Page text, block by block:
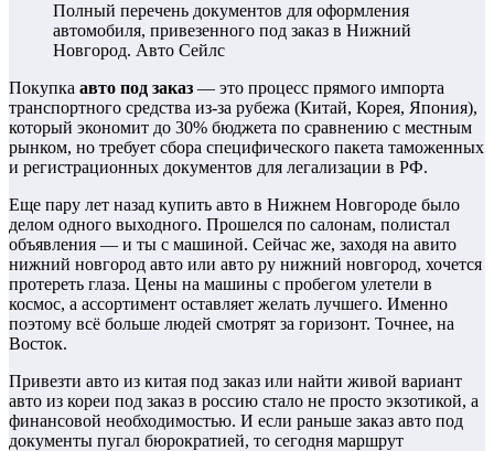
Полный перечень документов для оформления
автомобиля, привезенного под заказ в Нижний
Новгород. Авто Сейлс
Покупка авто под заказ — это процесс прямого импорта
транспортного средства из-за рубежа (Китай, Корея, Япония),
который экономит до 30% бюджета по сравнению с местным
рынком, но требует сбора специфического пакета таможенных
и регистрационных документов для легализации в РФ.
Еще пару лет назад купить авто в Нижнем Новгороде было
делом одного выходного. Прошелся по салонам, полистал
объявления — и ты с машиной. Сейчас же, заходя на авито
нижний новгород авто или авто ру нижний новгород, хочется
протереть глаза. Цены на машины с пробегом улетели в
космос, а ассортимент оставляет желать лучшего. Именно
поэтому всё больше людей смотрят за горизонт. Точнее, на
Восток.
Привезти авто из китая под заказ или найти живой вариант
авто из кореи под заказ в россию стало не просто экзотикой, а
финансовой необходимостью. И если раньше заказ авто под
документы пугал бюрократией, то сегодня маршрут